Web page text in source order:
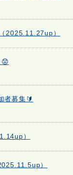
2025.11.27up）
者募集🔰
）
）